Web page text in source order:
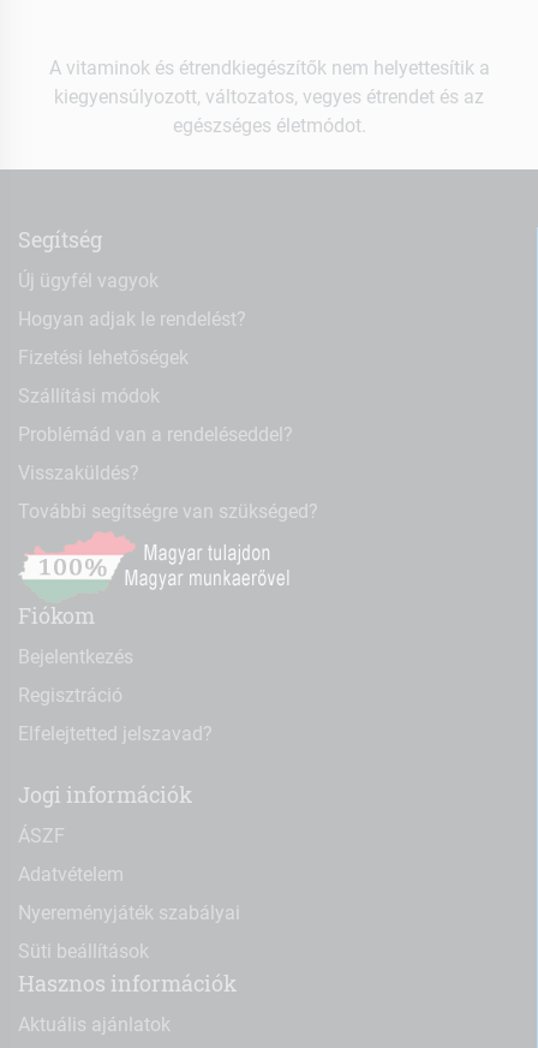
A vitaminok és étrendkiegészítők nem helyettesítik a
kiegyensúlyozott, változatos, vegyes étrendet és az
egészséges életmódot.
Segítség
Új ügyfél vagyok
Hogyan adjak le rendelést?
Fizetési lehetőségek
Szállítási módok
Problémád van a rendeléseddel?
Visszaküldés?
További segítségre van szükséged?
Fiókom
Bejelentkezés
Regisztráció
Elfelejtetted jelszavad?
Jogi információk
ÁSZF
Adatvételem
Nyereményjáték szabályai
Süti beállítások
Hasznos információk
Aktuális ajánlatok